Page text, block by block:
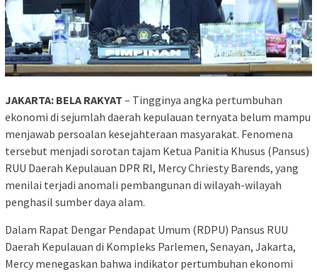
JAKARTA: BELA RAKYAT – Tingginya angka pertumbuhan
ekonomi di sejumlah daerah kepulauan ternyata belum mampu
menjawab persoalan kesejahteraan masyarakat. Fenomena
tersebut menjadi sorotan tajam Ketua Panitia Khusus (Pansus)
RUU Daerah Kepulauan DPR RI, Mercy Chriesty Barends, yang
menilai terjadi anomali pembangunan di wilayah-wilayah
penghasil sumber daya alam.
Dalam Rapat Dengar Pendapat Umum (RDPU) Pansus RUU
Daerah Kepulauan di Kompleks Parlemen, Senayan, Jakarta,
Mercy menegaskan bahwa indikator pertumbuhan ekonomi